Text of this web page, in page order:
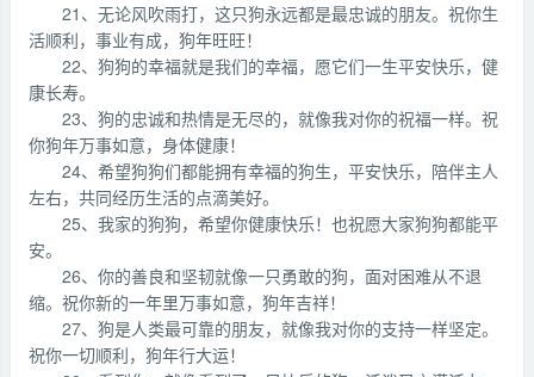
21、无论风吹雨打，这只狗永远都是最忠诚的朋友。祝你生
活顺利，事业有成，狗年旺旺！
22、狗狗的幸福就是我们的幸福，愿它们一生平安快乐，健
康长寿。
23、狗的忠诚和热情是无尽的，就像我对你的祝福一样。祝
你狗年万事如意，身体健康！
24、希望狗狗们都能拥有幸福的狗生，平安快乐，陪伴主人
左右，共同经历生活的点滴美好。
25、我家的狗狗，希望你健康快乐！也祝愿大家狗狗都能平
安。
26、你的善良和坚韧就像一只勇敢的狗，面对困难从不退
缩。祝你新的一年里万事如意，狗年吉祥！
27、狗是人类最可靠的朋友，就像我对你的支持一样坚定。
祝你一切顺利，狗年行大运！